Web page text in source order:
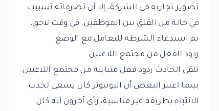
تصوير تجاربه في الشركة، إلا أن تصرفاته تسببت
في حالة من القلق بين الموظفين. في وقت لاحق،
تم استدعاء الشرطة للتعامل مع الوضع.
ردود الفعل من مجتمع اللاعبين
تلقى الحادث ردود فعل متباينة من مجتمع اللاعبين.
بينما اعتبر البعض أن اليوتيوبَر كان يسعى لجذب
الانتباه بطريقة غير مناسبة، رأى آخرون أنه كان